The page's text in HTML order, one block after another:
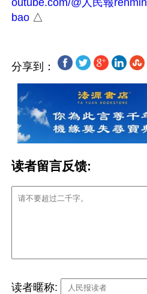
outube.com/@人民報renmin
bao
分享到：
读者留言反馈:
读者暱称: